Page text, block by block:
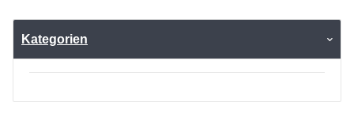
Kategorien